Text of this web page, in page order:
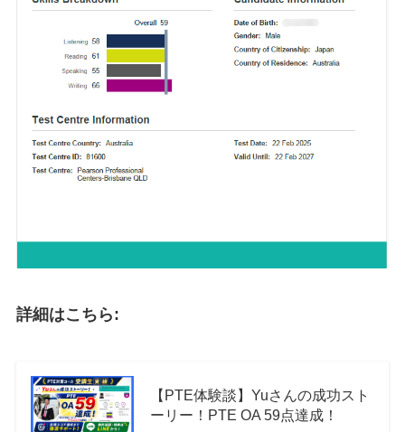
詳細はこちら:
【PTE体験談】Yuさんの成功スト
ーリー！PTE OA 59点達成！